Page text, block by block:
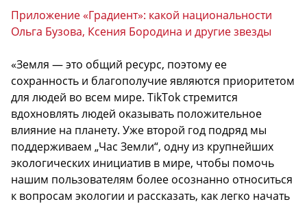
Приложение «Градиент»: какой национальности
Ольга Бузова, Ксения Бородина и другие звезды
«Земля — это общий ресурс, поэтому ее
сохранность и благополучие являются приоритетом
для людей во всем мире. TikTok стремится
вдохновлять людей оказывать положительное
влияние на планету. Уже второй год подряд мы
поддерживаем „Час Земли“, одну из крупнейших
экологических инициатив в мире, чтобы помочь
нашим пользователям более осознанно относиться
к вопросам экологии и рассказать, как легко начать